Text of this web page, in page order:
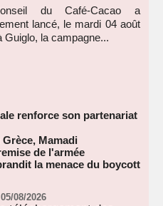
du Café-Cacao a
lancé, le mardi 04 août
Guiglo, la campagne...
renforce son partenariat
Mamadi
de l'armée
la menace du boycott
05/08/2026